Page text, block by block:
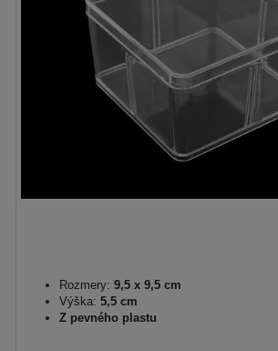
Rozmery: 9,5 x 9,5 cm
Výška: 5,5 cm
Z pevného plastu